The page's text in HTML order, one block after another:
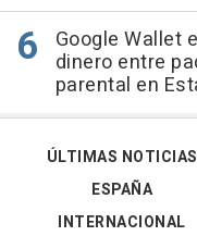
Google Wallet
dinero entre
parental en
ÚLTIMAS NOTICIAS
ESPAÑA
INTERNACIONAL